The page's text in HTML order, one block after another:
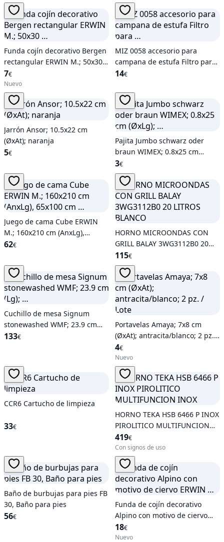
Funda cojín decorativo Bergen
rectangular ERWIN M.; 50x30
…
7€
Nuevo
MIZ 0058 accesorio para
campana de estufa Filtro para
…
14€
Jarrón Ansor; 10.5x22 cm
(ØxAt); naranja
5€
Pajita Jumbo schwarz oder
braun WIMEX; 0.8x25 cm
(ØxLg); …
3€
Juego de cama Cube ERWIN
M.; 160x210 cm (AnxLg),
65x100 cm …
62€
HORNO MICROONDAS CON
GRILL BALAY 3WG3112B0 20
LITROS BLANCO
115€
Cuchillo de mesa Signum
stonewashed WMF; 23.9 cm
(Lg); …
133€
Portavelas Amaya; 7x8 cm
(ØxAt); antracita/blanco; 2 pz. /
Lote
4€
Nuevo
CCR6 Cartucho de limpieza
33€
HORNO TEKA HSB 6466 P INOX
PIROLITICO MULTIFUNCION
INOX
419€
Con signos de uso
Baño de burbujas para pies FB
30, Baño para pies
56€
Funda de cojín decorativo
Alpino con motivo de ciervo
ERWIN …
18€
Nuevo